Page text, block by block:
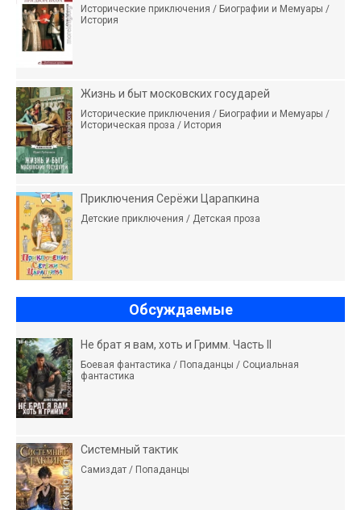
Исторические приключения / Биографии и Мемуары /
История
Жизнь и быт московских государей
Исторические приключения / Биографии и Мемуары /
Историческая проза / История
Приключения Серёжи Царапкина
Детские приключения / Детская проза
Обсуждаемые
Не брат я вам, хоть и Гримм. Часть II
Боевая фантастика / Попаданцы / Социальная
фантастика
Системный тактик
Самиздат / Попаданцы